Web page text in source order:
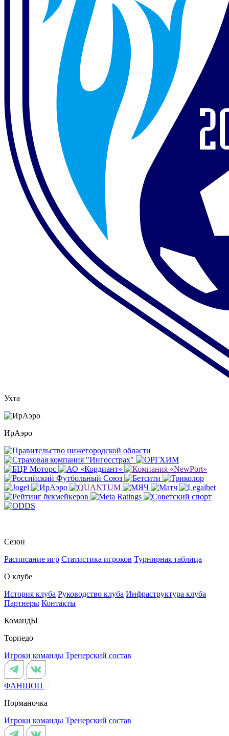
Ухта
ИрАэро
Сезон
Расписание игр Статистика игроков Турнирная таблица
О клубе
История клуба Руководство клуба Инфраструктура клуба
Партнеры Контакты
КомандЫ
Торпедо
Игроки команды Тренерский состав
ФАНШОП
Норманочка
Игроки команды Тренерский состав